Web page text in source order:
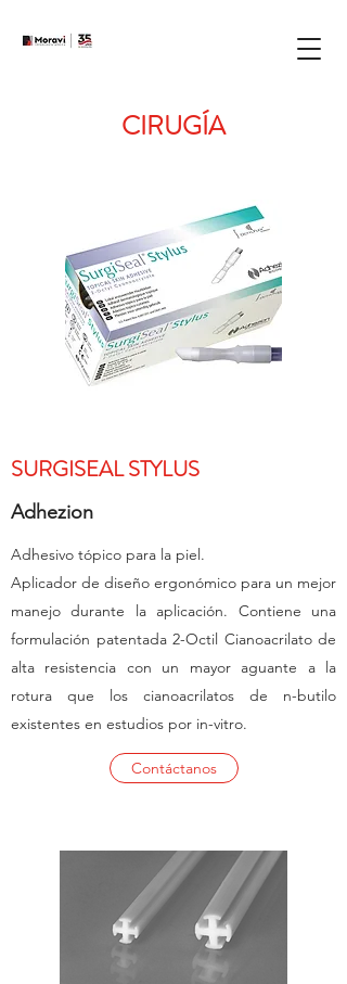
CIRUGÍA
SURGISEAL STYLUS
Adhezion
Adhesivo tópico para la piel.
Aplicador de diseño ergonómico para un mejor
manejo durante la aplicación. Contiene una
formulación patentada 2-Octil Cianoacrilato de
alta resistencia con un mayor aguante a la
rotura que los cianoacrilatos de n-butilo
existentes en estudios por in-vitro.
Contáctanos